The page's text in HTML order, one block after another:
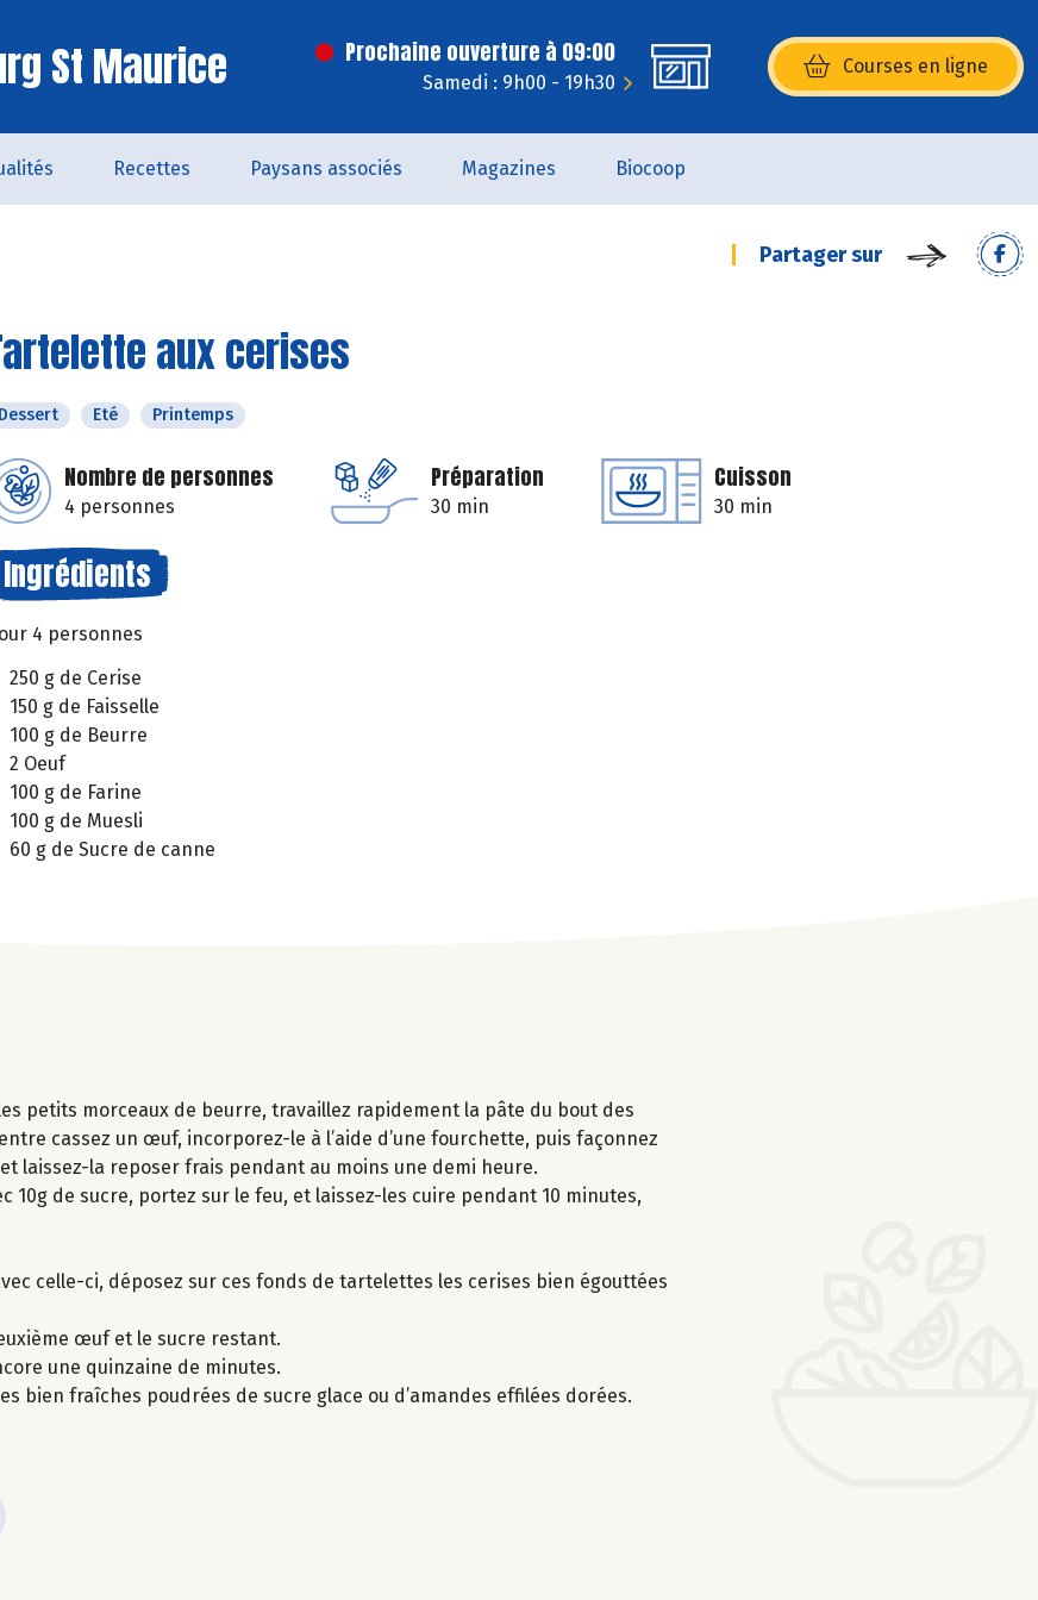
St Maurice Prochaine ouverture à 09:00
Samedi : 9h00 - 19h30
Courses en ligne
(s’ouvre dans une nouvelle
Recettes Paysans associés Magazines Biocoop
Partager sur
aux cerises
Dessert Eté Printemps
Nombre de personnes
4 personnes
Préparation
30 min
Cuisson
30 min
Ingrédients
4 personnes
250 g de Cerise
150 g de Faisselle
100 g de Beurre
2 Oeuf
100 g de Farine
100 g de Muesli
60 g de Sucre de canne
petits morceaux de beurre, travaillez rapidement la pâte du bout des
cassez un œuf, incorporez-le à l’aide d’une fourchette, puis façonnez
laissez-la reposer frais pendant au moins une demi heure.
10g de sucre, portez sur le feu, et laissez-les cuire pendant 10 minutes,
celle-ci, déposez sur ces fonds de tartelettes les cerises bien égouttées
œuf et le sucre restant.
une quinzaine de minutes.
bien fraîches poudrées de sucre glace ou d’amandes effilées dorées.